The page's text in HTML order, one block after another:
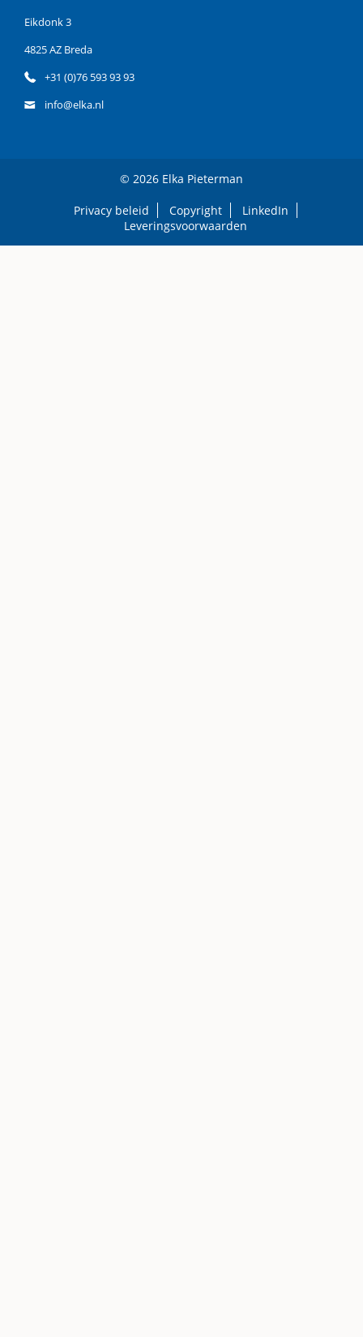
Eikdonk 3
4825 AZ Breda
+31 (0)76 593 93 93
info@elka.nl
© 2026 Elka Pieterman
Privacy beleid Copyright
LinkedIn
Leveringsvoorwaarden